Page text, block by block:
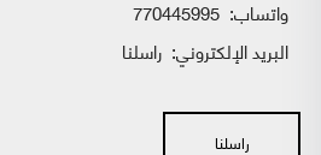
واتساب:
البريد الإلكتروني: راسلنا
راسلنا